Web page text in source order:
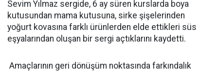
Sevim Yılmaz sergide, 6 ay süren kurslarda boya
kutusundan mama kutusuna, sirke şişelerinden
yoğurt kovasına farklı ürünlerden elde ettikleri süs
eşyalarından oluşan bir sergi açtıklarını kaydetti.
Amaçlarının geri dönüşüm noktasında farkındalık